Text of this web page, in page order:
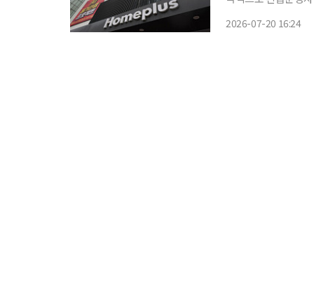
2026-07-20 16:24